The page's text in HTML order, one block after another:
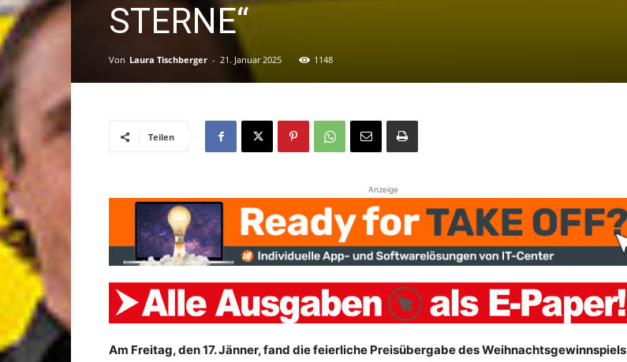
STERNE“
Von Laura Tischberger - 21. Januar 2025 1148
Teilen
Anzeige
Am Freitag, den 17. Jänner, fand die feierliche Preisübergabe des Weihnachtsgewinnspiels